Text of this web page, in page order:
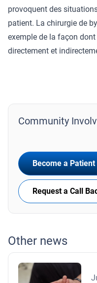
Community
Become a Patient
Request a Call
Other news
provoquent des
patient. La chirurgie de
exemple de la façon
directement et